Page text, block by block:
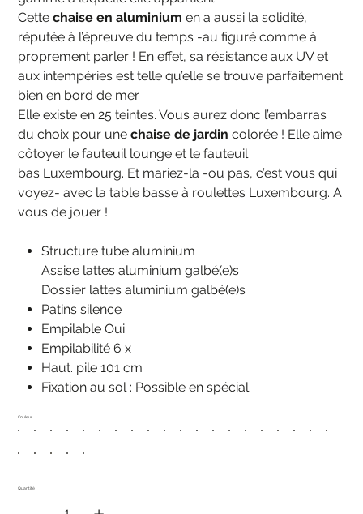
Cettechaise en aluminium en a aussi la solidité,
réputée à l’épreuve du temps -au figuré comme à
proprement parler ! En effet, sa résistance aux UV et
aux intempéries est telle qu’elle se trouve parfaitement
bien en bord de mer.
Elle existe en 25 teintes. Vous aurez donc l’embarras
du choix pour unechaise de jardin colorée ! Elle aime
côtoyer le fauteuil lounge et le fauteuil
bas Luxembourg. Et mariez-la -ou pas, c’est vous qui
voyez- avec la table basse à roulettes Luxembourg. A
vous de jouer !
Structure tube aluminium
Assise lattes aluminium galbé(e)s
Dossier lattes aluminium galbé(e)s
Patins silence
Empilable Oui
Empilabilité 6 x
Haut. pile 101 cm
Fixation au sol : Possible en spécial
Couleur
Quantité